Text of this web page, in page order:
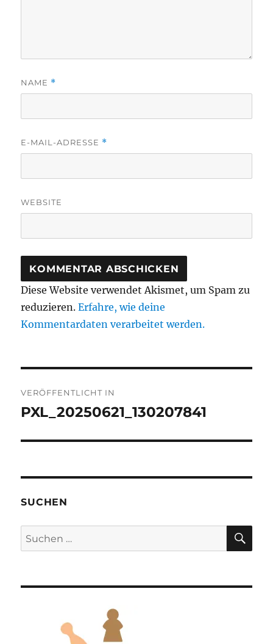
NAME *
E-MAIL-ADRESSE *
WEBSITE
Diese Website verwendet Akismet, um Spam zu
reduzieren.Erfahre, wie deine
Kommentardaten verarbeitet werden.
VERÖFFENTLICHT IN
PXL_20250621_130207841
SUCHEN
Suchen
nach: